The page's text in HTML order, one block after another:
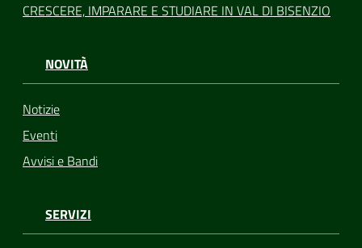
CRESCERE, IMPARARE E STUDIARE IN VAL DI BISENZIO
NOVITÀ
Notizie
Eventi
Avvisi e Bandi
SERVIZI